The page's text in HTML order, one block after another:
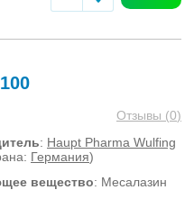
Отзывы (0)
: Haupt Pharma Wulfing
Германия)
вещество: Месалазин